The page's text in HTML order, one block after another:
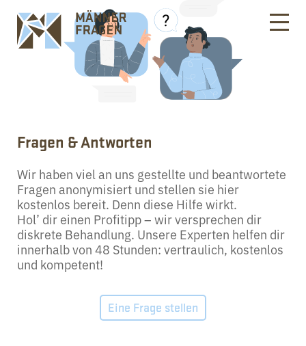
Fragen & Antworten
Wir haben viel an uns gestellte und beantwortete
Fragen anonymisiert und stellen sie hier
kostenlos bereit. Denn diese Hilfe wirkt.
Hol’ dir einen Profitipp – wir versprechen dir
diskrete Behandlung. Unsere Experten helfen dir
innerhalb von 48 Stunden: vertraulich, kostenlos
und kompetent!
Eine Frage stellen